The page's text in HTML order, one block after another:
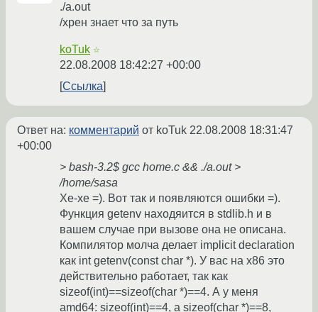
./a.out
/хрен знает что за путь
koTuk ☆
22.08.2008 18:42:27 +00:00
Ссылка
Ответ на: комментарий от koTuk 22.08.2008 18:31:47
+00:00
> bash-3.2$ gcc home.c && ./a.out >
/home/sasa
Хе-хе =). Вот так и появляются ошибки =).
Функция getenv находяится в stdlib.h и в
вашем случае при вызове она не описана.
Компилятор молча делает implicit declaration
как int getenv(const char *). У вас на x86 это
действительно работает, так как
sizeof(int)==sizeof(char *)==4. А у меня
amd64: sizeof(int)==4, а sizeof(char *)==8,